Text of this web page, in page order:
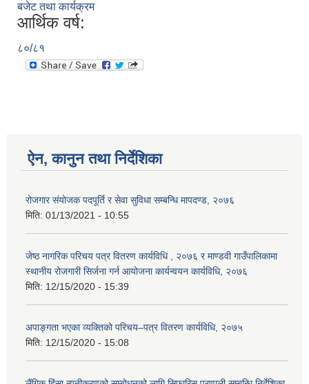
बजेट तथा कार्यक्रम
आर्थिक वर्ष:
८०/८१
ऐन, कानुन तथा निर्देशिका
रोजगार संयोजक पदपूर्ति र सेवा सुविधा सम्बन्धि मापदण्ड, २०७६
मिति: 01/13/2021 - 10:55
जेष्ठ नागरिक परिचय पत्र वितरण कार्यविधि , २०७६ र माण्डवी गाउँपालिकामा
स्थानीय रोजगारी सिर्जना गर्न आयोजना कार्यन्वयन कार्यविधि, २०७६
मिति: 12/15/2020 - 15:39
अपाङ्गता भएका व्यक्तिको परिचय–पत्र वितरण कार्यविधि, २०७५
मिति: 12/15/2020 - 15:08